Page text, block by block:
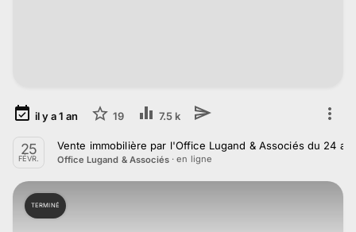
il y a1 an 19 7.5 k
25
FÉVR.
Vente immobilière par l'Office Lugand & Associés du 24
Office Lugand & Associés· en ligne
TERMINÉ